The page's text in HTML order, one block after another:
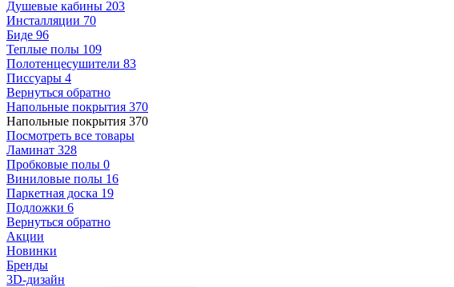
Душевые кабины 203
Инсталляции 70
Биде 96
Теплые полы 109
Полотенцесушители 83
Писсуары 4
Вернуться обратно
Напольные покрытия 370
Напольные покрытия 370
Посмотреть все товары
Ламинат 328
Пробковые полы 0
Виниловые полы 16
Паркетная доска 19
Подложки 6
Вернуться обратно
Акции
Новинки
Бренды
3D-дизайн